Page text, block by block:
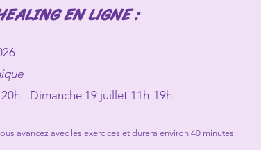
EN LIGNE :
- Dimanche 19 juillet 11h-19h
avancez avec les exercices et durera environ 40 minutes